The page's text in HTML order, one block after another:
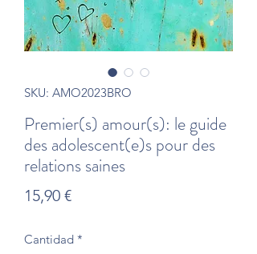
SKU: AMO2023BRO
Premier(s) amour(s): le guide
des adolescent(e)s pour des
relations saines
15,90 €Precio
Cantidad *